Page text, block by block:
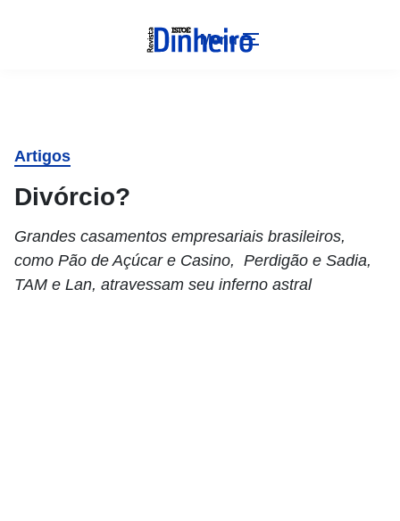
Menu
Artigos
Divórcio?
Grandes casamentos empresariais brasileiros,
como Pão de Açúcar e Casino, Perdigão e Sadia,
TAM e Lan, atravessam seu inferno astral